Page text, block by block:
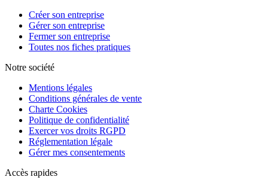
Créer son entreprise
Gérer son entreprise
Fermer son entreprise
Toutes nos fiches pratiques
Notre société
Mentions légales
Conditions générales de vente
Charte Cookies
Politique de confidentialité
Exercer vos droits RGPD
Réglementation légale
Gérer mes consentements
Accès rapides